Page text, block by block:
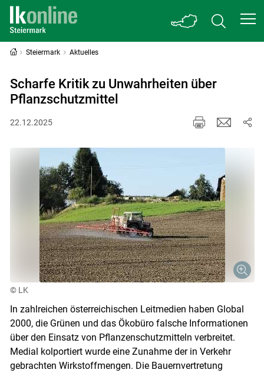
Steiermark Aktuelles
Scharfe Kritik zu ­Unwahrheiten über
Pflanzschutzmittel
22.12.2025
© LK
In zahlreichen österreichischen Leitmedien haben Global
2000, die Grünen und das Ökobüro falsche Informationen
über den Einsatz von Pflanzenschutzmitteln verbreitet.
Medial kolportiert wurde eine Zunahme der in Verkehr
gebrachten Wirkstoffmengen. Die Bauernvertretung